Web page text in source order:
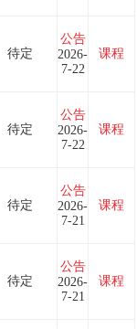
待定
公告
2026-
7-22
课程
待定
公告
2026-
7-22
课程
待定
公告
2026-
7-21
课程
待定
公告
2026-
7-21
课程